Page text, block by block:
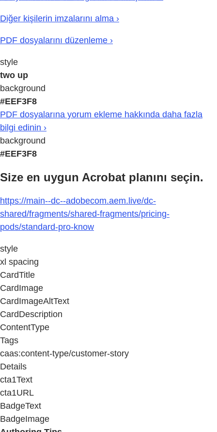
Diğer kişilerin imzalarını alma ›
PDF dosyalarını düzenleme ›
style
two up
background
#EEF3F8
PDF dosyalarına yorum ekleme hakkında daha fazla
bilgi edinin ›
background
#EEF3F8
Size en uygun Acrobat planını seçin.
https://main--dc--adobecom.aem.live/dc-
shared/fragments/shared-fragments/pricing-
pods/standard-pro-know
style
xl spacing
CardTitle
CardImage
CardImageAltText
CardDescription
ContentType
Tags
caas:content-type/customer-story
Details
cta1Text
cta1URL
BadgeText
BadgeImage